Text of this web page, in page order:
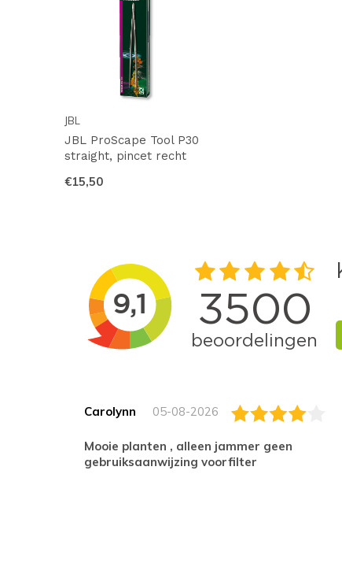
JBL
JBL ProScape Tool P30
straight, pincet recht
€15,50
Carolynn 05-08-2026
Mooie planten , alleen jammer geen
gebruiksaanwijzing voorfilter